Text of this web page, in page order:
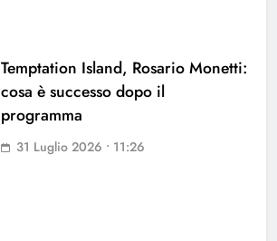
Temptation Island, Rosario Monetti:
cosa è successo dopo il
programma
31 Luglio 2026 • 11:26